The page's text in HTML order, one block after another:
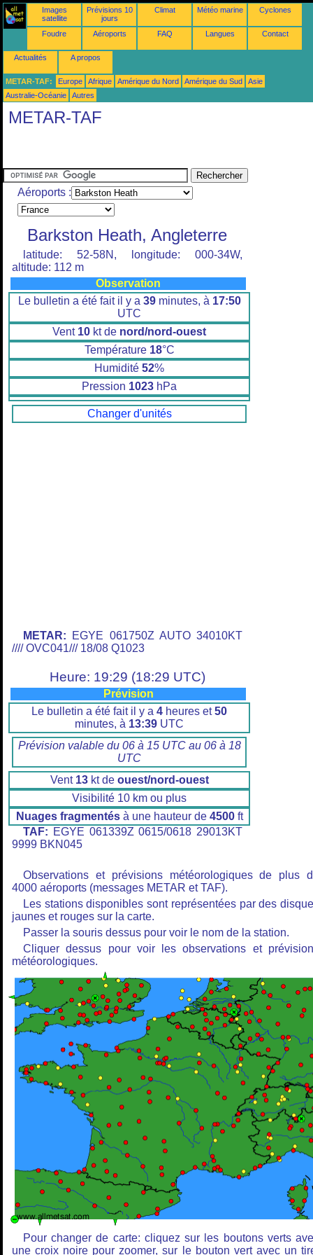
Images
satellite
Prévisions 10
jours
Climat Météo marine Cyclones
Foudre Aéroports FAQ Langues Contact
Actualités A propos
METAR-TAF: Europe Afrique Amérique du Nord Amérique du Sud
Asie
Australie-Océanie
Autres
METAR-TAF
Aéroports :
Barkston Heath, Angleterre
latitude: 52-58N, longitude: 000-34W,
altitude: 112 m
Observation
Le bulletin a été fait il y a 39minutes, à 17:50
UTC
Vent 10 kt de nord/nord-ouest
Température 18°C
Humidité 52%
Pression 1023 hPa
Changer d'unités
METAR: EGYE 061750Z AUTO 34010KT
//// OVC041/// 18/08 Q1023
Heure: 19:29 (18:29 UTC)
Prévision
Le bulletin a été fait il y a 4 heures et50
minutes, à 13:39 UTC
Prévision valable du 06 à 15 UTC au 06 à 18
UTC
Vent 13kt de ouest/nord-ouest
Visibilité 10 km ou plus
Nuages fragmentésà une hauteur de 4500ft
TAF: EGYE 061339Z 0615/0618 29013KT
9999 BKN045
Observations et prévisions météorologiques de plus
4000 aéroports (messages METAR et TAF).
Les stations disponibles sont représentées par des
jaunes et rouges sur la carte.
Passer la souris dessus pour voir le nom de la station.
Cliquer dessus pour voir les observations et
météorologiques.
Pour changer de carte: cliquez sur les boutons verts
une croix noire pour zoomer, sur le bouton vert avec un